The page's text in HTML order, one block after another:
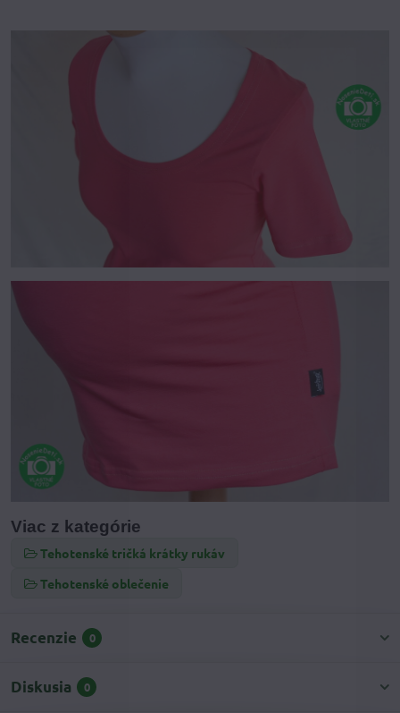
Viac z kategórie
Tehotenské tričká krátky rukáv
Tehotenské oblečenie
Recenzie 0
Diskusia 0